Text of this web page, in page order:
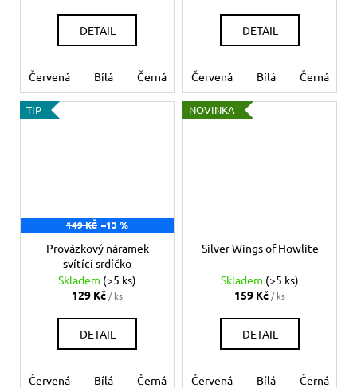
DETAIL
Červená Bílá Černá Růžová Modrá světlá
DETAIL
Červená Bílá Černá
TIP
149 KČ –13 %
Provázkový náramek
svítící srdíčko
Skladem (>5 ks)
129 Kč / ks
DETAIL
Červená Bílá Černá Růžová Modrá světlá
NOVINKA
Silver Wings of Howlite
Skladem (>5 ks)
159 Kč / ks
DETAIL
Červená Bílá Černá